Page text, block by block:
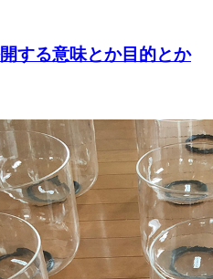
する意味とか目的とか